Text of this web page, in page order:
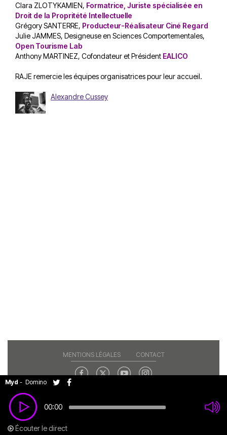
Clara ZLOTYKAMIEN, Formatrice, Juriste spécialisée en
Droit de la Propritété Intellectuelle
Grégory SANTERRE, Producteur-Réalisateur Ciné Regard
Julie JAMMES, Designeuse en Sciences Comportementales,
Open Tourisme Lab
Anthony MARTINEZ, Cofondateur et Président EALICO
RAJE remercie les équipes organisatrices pour leur accueil.
Alexandre Cussey
00:00
Myd - Domino
Écouter le direct
MENTIONS LÉGALES CONTACT